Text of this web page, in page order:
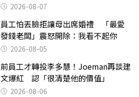
2026-08-07
員工怕丟臉拒讓母出席婚禮 「最愛
發錢老闆」震怒開除：我看不起你
2026-08-05
前員工才轉投李多慧！Joeman再談建
文爆紅 認「很清楚他的價值」
2026-08-06